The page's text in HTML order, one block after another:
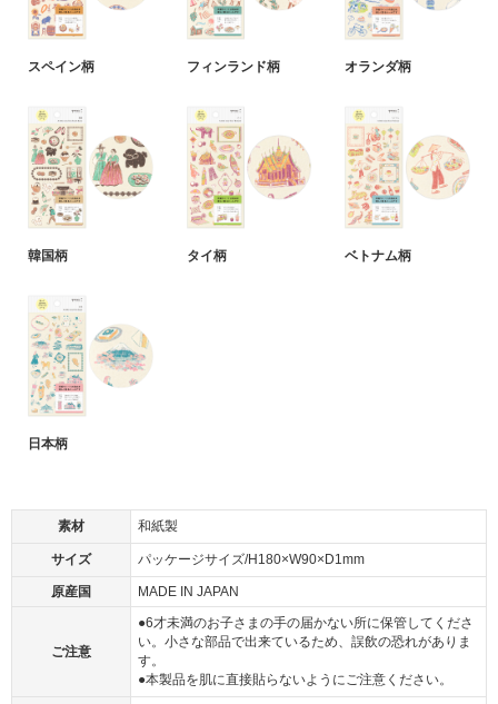
スペイン柄 フィンランド柄 オランダ柄
韓国柄 タイ柄 ベトナム柄
日本柄
素材 和紙製
サイズ パッケージサイズ/H180×W90×D1mm
原産国 MADE IN JAPAN
ご注意
●6才未満のお子さまの手の届かない所に保管してくださ
い。小さな部品で出来ているため、誤飲の恐れがありま
す。
●本製品を肌に直接貼らないようにご注意ください。